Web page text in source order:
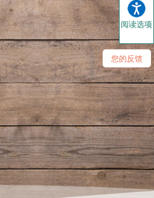
阅读选项
您的反馈